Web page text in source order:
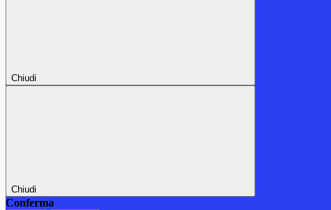
Chiudi
Chiudi
Conferma